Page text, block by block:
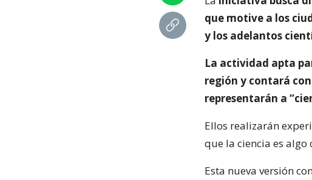
que motive a los
y los adelantos
La actividad apta
región y contará
representarán a
Ellos realizarán
que la ciencia es algo
Esta nueva versión